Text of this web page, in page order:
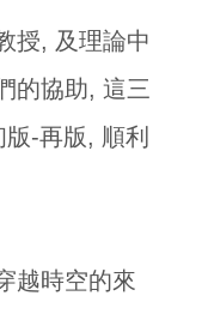
授, 及理論中
的協助, 這三
-再版, 順利
越時空的來